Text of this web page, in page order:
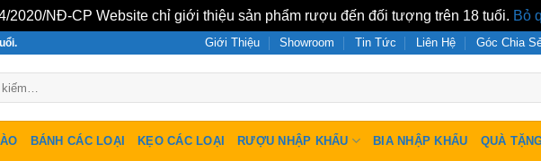
2020/NĐ-CP Website chỉ giới thiệu sản phẩm rượu đến đối tượng trên 18 tuổi. Bỏ
Giới Thiệu Showroom Tin Tức Liên Hệ Góc Chia
BÁNH CÁC LOẠI KẸO CÁC LOẠI RƯỢU NHẬP KHẨU BIA NHẬP KHẨU QUÀ